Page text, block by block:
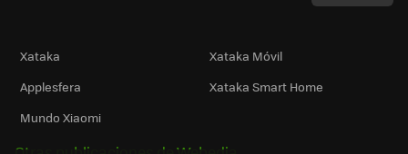
Xataka
Xataka Móvil
Applesfera
Xataka Smart Home
Mundo Xiaomi